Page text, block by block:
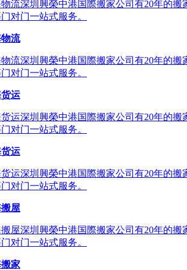
流深圳興榮中港国際搬家公司有20年的
对门一站式服务。
流
流深圳興榮中港国際搬家公司有20年的
对门一站式服务。
运
运深圳興榮中港国際搬家公司有20年的
对门一站式服务。
运
运深圳興榮中港国際搬家公司有20年的
对门一站式服务。
屋
屋深圳興榮中港国際搬家公司有20年的
对门一站式服务。
家